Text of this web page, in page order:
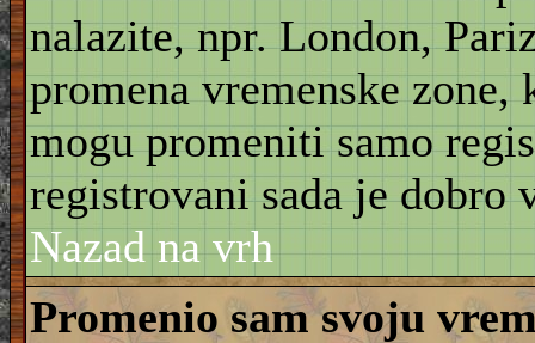
nalazite, npr. London,
promena vremenske zone,
mogu promeniti samo
registrovani sada je dobro
Nazad na vrh
Promenio sam svoju